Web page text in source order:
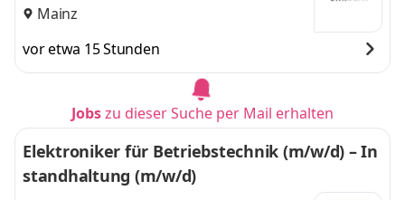
Mainz
vor etwa 15 Stunden
Jobszu dieser Suche per Mail erhalten
Elektroniker für Betriebstechnik (m/w/d) – In
standhaltung (m/w/d)